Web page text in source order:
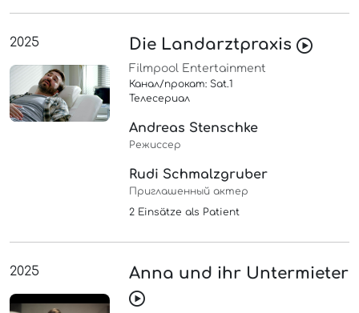
2025 Die Landarztpraxis
Filmpool Entertainment
Канал/прокат: Sat.1
Телесериал
Andreas Stenschke
Режиссер
Rudi Schmalzgruber
Приглашенный актер
2 Einsätze als Patient
2025 Anna und ihr Untermieter